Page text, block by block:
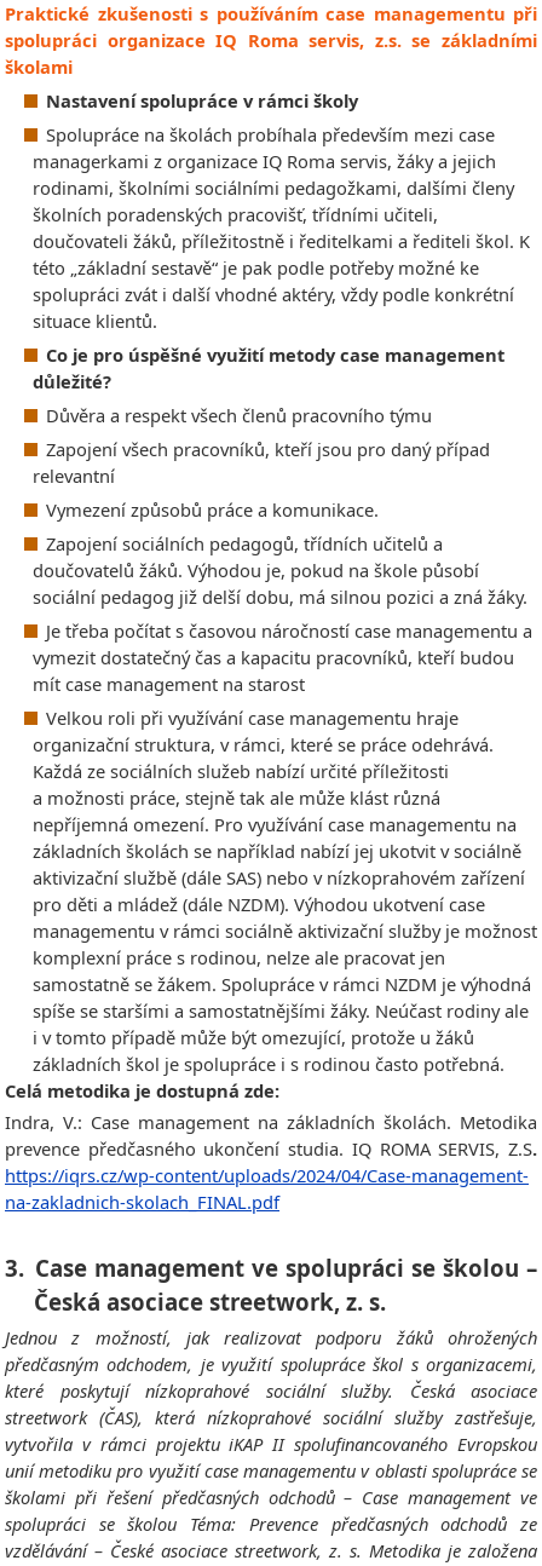
Praktické zkušenosti s používáním case managementu při
spolupráci organizace IQ Roma servis, z.s. se základními
školami
Nastavení spolupráce v rámci školy
Spolupráce na školách probíhala především mezi case
managerkami z organizace IQ Roma servis, žáky a jejich
rodinami, školními sociálními pedagožkami, dalšími členy
školních poradenských pracovišť, třídními učiteli,
doučovateli žáků, příležitostně i ředitelkami a řediteli škol. K
této „základní sestavě“ je pak podle potřeby možné ke
spolupráci zvát i další vhodné aktéry, vždy podle konkrétní
situace klientů.
Co je pro úspěšné využití metody case management
důležité?
Důvěra a respekt všech členů pracovního týmu
Zapojení všech pracovníků, kteří jsou pro daný případ
relevantní
Vymezení způsobů práce a komunikace.
Zapojení sociálních pedagogů, třídních učitelů a
doučovatelů žáků. Výhodou je, pokud na škole působí
sociální pedagog již delší dobu, má silnou pozici a zná žáky.
Je třeba počítat s časovou náročností case managementu a
vymezit dostatečný čas a kapacitu pracovníků, kteří budou
mít case management na starost
Velkou roli při využívání case managementu hraje
organizační struktura, v rámci, které se práce odehrává.
Každá ze sociálních služeb nabízí určité příležitosti
a možnosti práce, stejně tak ale může klást různá
nepříjemná omezení. Pro využívání case managementu na
základních školách se například nabízí jej ukotvit v sociálně
aktivizační službě (dále SAS) nebo v nízkoprahovém zařízení
pro děti a mládež (dále NZDM). Výhodou ukotvení case
managementu v rámci sociálně aktivizační služby je možnost
komplexní práce s rodinou, nelze ale pracovat jen
samostatně se žákem. Spolupráce v rámci NZDM je výhodná
spíše se staršími a samostatnějšími žáky. Neúčast rodiny ale
i v tomto případě může být omezující, protože u žáků
základních škol je spolupráce i s rodinou často potřebná.
Celá metodika je dostupná zde:
Indra, V.: Case management na základních školách. Metodika
prevence předčasného ukončení studia. IQ ROMA SERVIS, Z.S.
https://iqrs.cz/wp-content/uploads/2024/04/Case-management-
na-zakladnich-skolach_FINAL.pdf
3. Case management ve spolupráci se školou –
Česká asociace streetwork, z. s.
Jednou z možností, jak realizovat podporu žáků ohrožených
předčasným odchodem, je využití spolupráce škol s organizacemi,
které poskytují nízkoprahové sociální služby. Česká asociace
streetwork (ČAS), která nízkoprahové sociální služby zastřešuje,
vytvořila v rámci projektu iKAP II spolufinancovaného Evropskou
unií metodiku pro využití case managementu v oblasti spolupráce se
školami při řešení předčasných odchodů – Case management ve
spolupráci se školou Téma: Prevence předčasných odchodů ze
vzdělávání – České asociace streetwork, z. s. Metodika je založena